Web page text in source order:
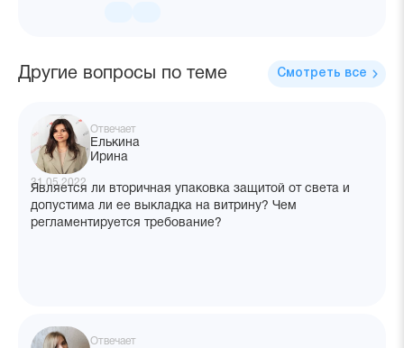
Другие вопросы по теме Смотреть все
Отвечает
Елькина
Ирина
31.05.2022
Является ли вторичная упаковка защитой от света и
допустима ли ее выкладка на витрину? Чем
регламентируется требование?
Отвечает